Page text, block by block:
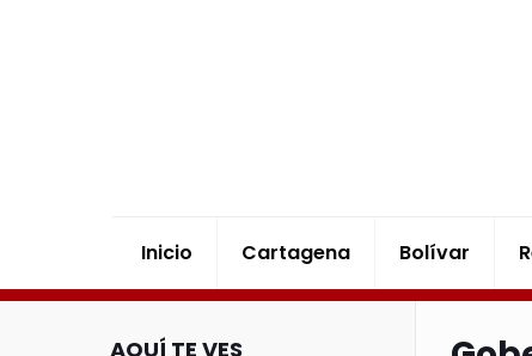
Inicio Cartagena Bolívar
AQUÍ TE VES